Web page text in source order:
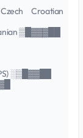
Croatian
▒█▓▓▓██
░▒█▓▓██